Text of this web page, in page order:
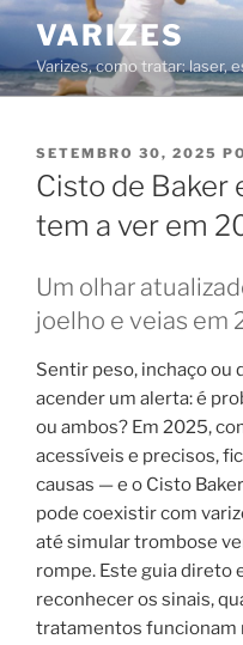
Saltar
o
conteúdo
VARIZES
Varizes, como tratar: laser,
PUBLICADO
EM
SETEMBRO 30, 2025
Cisto de Baker
tem a ver em
Um olhar
joelho e veias em
Sentir peso, inchaço ou
acender um alerta: é
ou ambos? Em 2025,
acessíveis e precisos,
causas — e o Cisto
pode coexistir com
até simular trombose
rompe. Este guia direto
reconhecer os sinais,
tratamentos funcionam